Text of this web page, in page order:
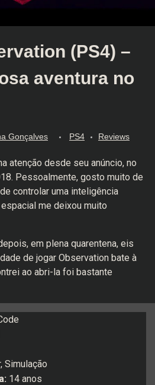
(PS4) –
aventura no
Gonçalves PS4 Reviews
atenção desde seu anúncio, no
Pessoalmente, gosto muito de
controlar uma inteligência
me deixou muito
em plena quarentena, eis
de jogar Observation bate à
ao abri-la foi bastante
Simulação
14 anos